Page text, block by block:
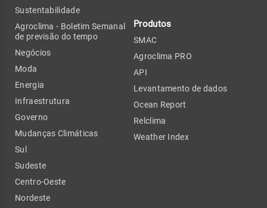
Sustentabilidade
Agroclima - Boletim Semanal
de previsão do tempo
Negócios
Moda
Energia
Infraestrutura
Governo
Mudanças Climáticas
Sul
Sudeste
Centro-Oeste
Nordeste
Produtos
SMAC
Agroclima PRO
API
Levantamento de dados
Ocean Report
Relclima
Weather Index